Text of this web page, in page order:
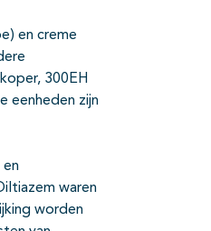
en creme
300EH
eenheden zijn
waren
worden